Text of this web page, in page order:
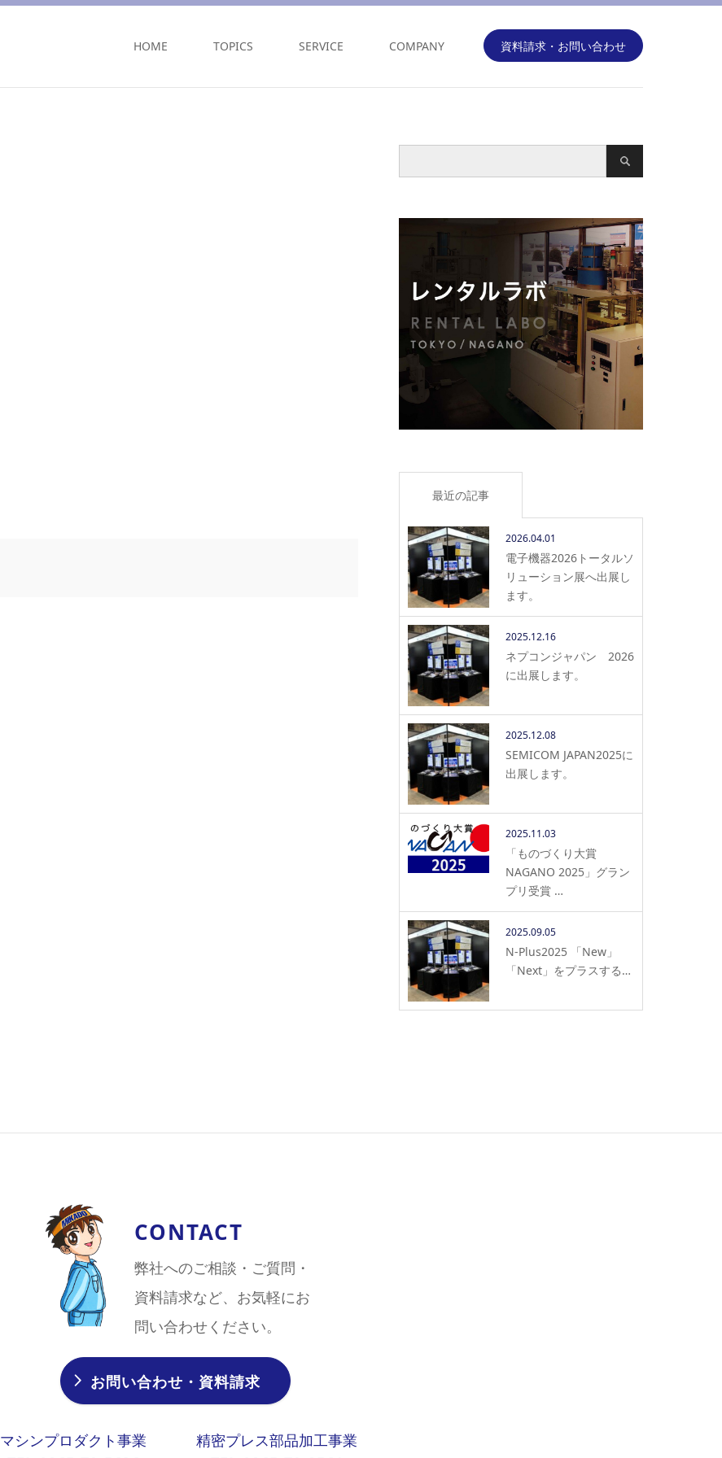
HOME TOPICS SERVICE COMPANY 資料請求・お問い合わせ
最近の記事
2026.04.01
電子機器2026トータルソ
リューション展へ出展し
ます。
2025.12.16
ネプコンジャパン 2026
に出展します。
2025.12.08
SEMICOM JAPAN2025に
出展します。
2025.11.03
「ものづくり大賞
NAGANO 2025」グラン
プリ受賞 …
2025.09.05
N-Plus2025 「New」
「Next」をプラスする…
CONTACT
弊社へのご相談・ご質問・
資料請求など、お気軽にお
問い合わせください。
お問い合わせ・資料請求
マシンプロダクト事業
精密プレス部品加工事業